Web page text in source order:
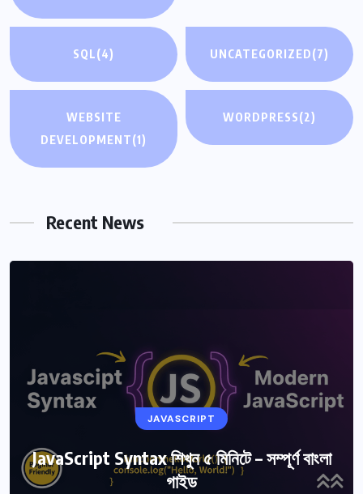
SQL(4) UNCATEGORIZED(7)
WEBSITE
DEVELOPMENT(1)
WORDPRESS(2)
Recent News
JAVASCRIPT
JavaScript Syntax শিখুন ৫ মিনিটে – সম্পূর্ণ বাংলা
গাইড
UNCATEGORIZED
n8n কি এবং কেন ব্যবসায় প্রয়োজন | সম্পূর্ণ গাইড
২০২৫